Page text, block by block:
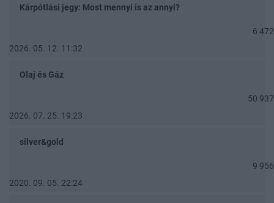
Kárpótlási jegy: Most mennyi is az annyi?
6 472
2026. 05. 12. 11:32
Olaj és Gáz
50 937
2026. 07. 25. 19:23
silver&gold
9 956
2020. 09. 05. 22:24